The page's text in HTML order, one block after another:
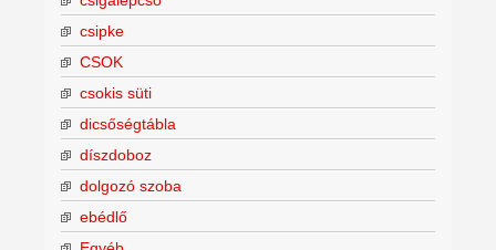
csipke
CSOK
csokis süti
dicsőségtábla
díszdoboz
dolgozó szoba
ebédlő